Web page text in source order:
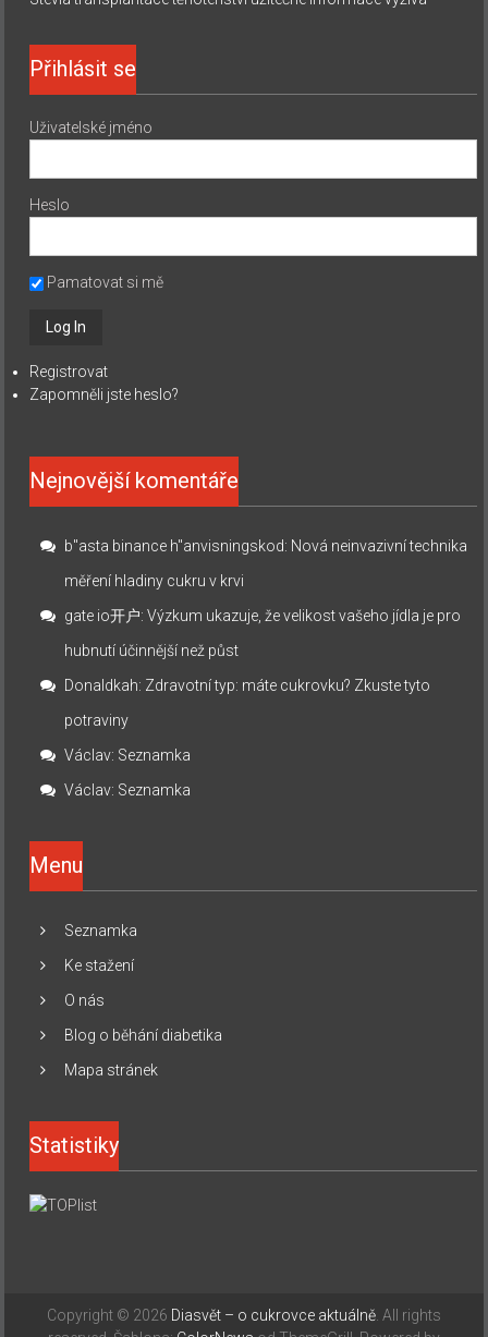
Přihlásit se
Uživatelské jméno
Heslo
Pamatovat si mě
Registrovat
Zapomněli jste heslo?
Nejnovější komentáře
b"asta binance h"anvisningskod: Nová neinvazivní technika
měření hladiny cukru v krvi
gate io开户:Výzkum ukazuje, že velikost vašeho jídla je pro
hubnutí účinnější než půst
Donaldkah: Zdravotní typ: máte cukrovku? Zkuste tyto
potraviny
Václav: Seznamka
Václav: Seznamka
Menu
Seznamka
Ke stažení
O nás
Blog o běhání diabetika
Mapa stránek
Statistiky
Copyright © 2026 Diasvět – o cukrovce aktuálně . All rights